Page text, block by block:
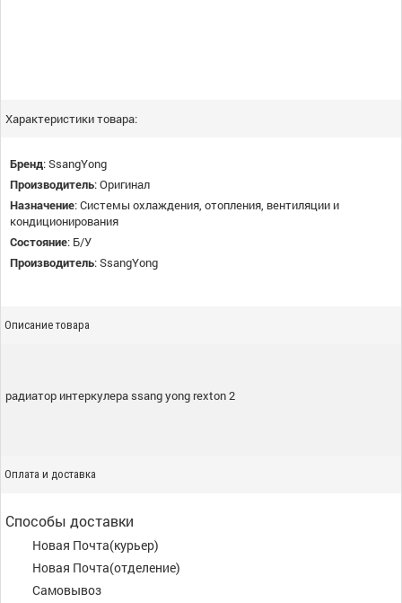
Характеристики товара:
Бренд:SsangYong
Производитель:Оригинал
Назначение:Системы охлаждения, отопления, вентиляции и
кондиционирования
Состояние: Б/У
Производитель:SsangYong
Описание товара
радиатор интеркулера ssang yong rexton 2
Оплата и доставка
Способы доставки
Новая Почта(курьер)
Новая Почта(отделение)
Самовывоз